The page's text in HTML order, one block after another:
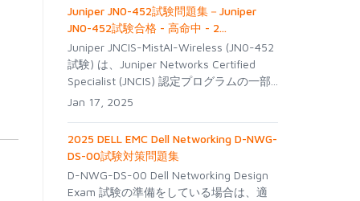
Juniper JN0-452試験問題集－Juniper
JN0-452試験合格 - 高命中 - 2...
Juniper JNCIS-MistAI-Wireless (JN0-452
試験) は、Juniper Networks Certified
Specialist (JNCIS) 認定プログラムの一部...
Jan 17, 2025
2025 DELL EMC Dell Networking D-NWG-
DS-00試験対策問題集
D-NWG-DS-00 Dell Networking Design
Exam 試験の準備をしている場合は、適